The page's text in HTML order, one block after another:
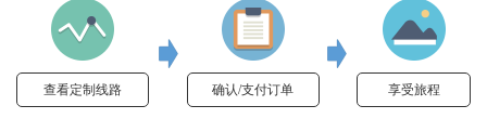
查看定制线路 确认/支付订单 享受旅程